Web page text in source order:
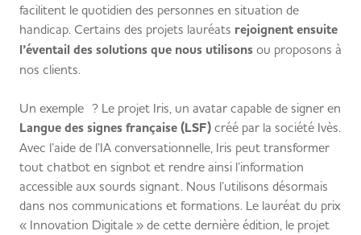
facilitent le quotidien des personnes en situation de
handicap. Certains des projets lauréats rejoignent ensuite
l’éventail des solutions que nous utilisons ou proposons à
nos clients.
Un exemple ? Le projet Iris, un avatar capable de signer en
Langue des signes française (LSF) créé par la société Ivès.
Avec l’aide de l’IA conversationnelle, Iris peut transformer
tout chatbot en signbot et rendre ainsi l’information
accessible aux sourds signant. Nous l’utilisons désormais
dans nos communications et formations. Le lauréat du prix
« Innovation Digitale » de cette dernière édition, le projet